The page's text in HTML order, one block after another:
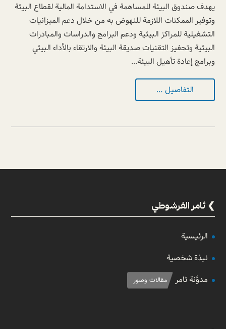
يهدف صندوق البيئة للمساهمة في الاستدامة المالية لقطاع البيئة
وتوفير الممكنات اللازمة للنهوض به من خلال دعم الميزانيات
التشغيلية للمراكز البيئية ودعم البرامج والدراسات والمبادرات
البيئية وتحفيز التقنيات صديقة البيئة والارتقاء بالأداء البيئي
وبرامج إعادة تأهيل البيئة...
التفاصيل …
ثامر الفرشوطي
الرئيسية
نبذة شخصية
مدوَّنة ثامر
مقالات وصور